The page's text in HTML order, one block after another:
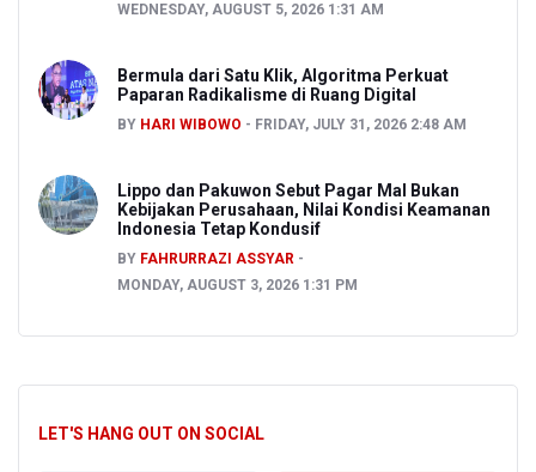
WEDNESDAY, AUGUST 5, 2026 1:31 AM
Bermula dari Satu Klik, Algoritma Perkuat
Paparan Radikalisme di Ruang Digital
BY HARI WIBOWO FRIDAY, JULY 31, 2026 2:48 AM
Lippo dan Pakuwon Sebut Pagar Mal Bukan
Kebijakan Perusahaan, Nilai Kondisi Keamanan
Indonesia Tetap Kondusif
BY FAHRURRAZI ASSYAR
MONDAY, AUGUST 3, 2026 1:31 PM
LET'S HANG OUT ON SOCIAL